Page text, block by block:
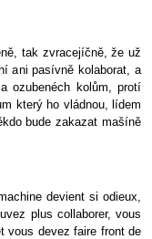
tak zvracejíčně,že už
ani pasívně kolaborat, a
ozubenéch kolům, protí
který ho vládnou, lídem
bude zakazat mašíně
devient si odieux,
plus collaborer, vous
vous devez faire front de